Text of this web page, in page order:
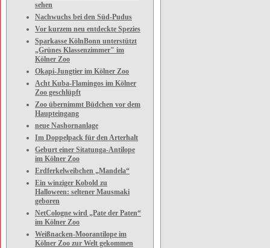
sehen
Nachwuchs bei den Süd-Pudus
Vor kurzem neu entdeckte Spezies
Sparkasse KölnBonn unterstützt
„Grünes Klassenzimmer" im
Kölner Zoo
Okapi-Jungtier im Kölner Zoo
Acht Kuba-Flamingos im Kölner
Zoo geschlüpft
Zoo übernimmt Büdchen vor dem
Haupteingang
neue Nashornanlage
Im Doppelpack für den Arterhalt
Geburt einer Sitatunga-Antilope
im Kölner Zoo
Erdferkelweibchen „Mandela“
Ein winziger Kobold zu
Halloween: seltener Mausmaki
geboren
NetCologne wird „Pate der Paten“
im Kölner Zoo
Weißnacken-Moorantilope im
Kölner Zoo zur Welt gekommen